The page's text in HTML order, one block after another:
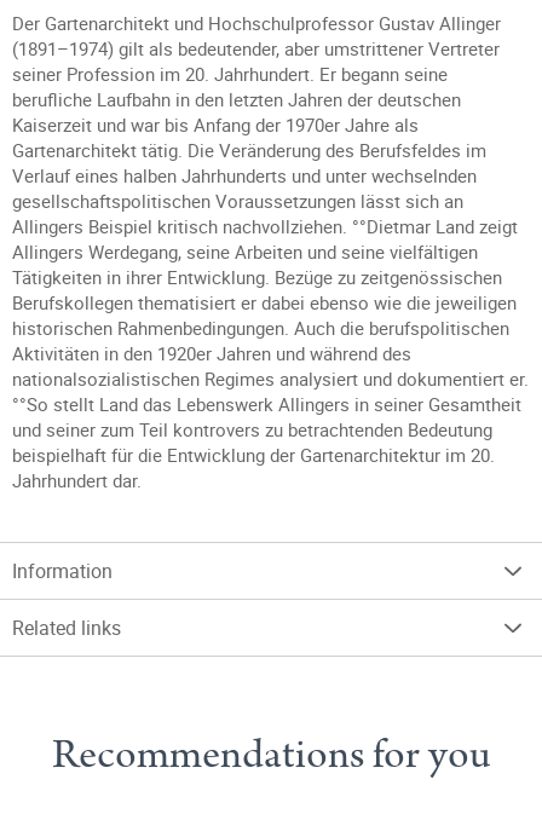
Der Gartenarchitekt und Hochschulprofessor Gustav Allinger
(1891–1974) gilt als bedeutender, aber umstrittener Vertreter
seiner Profession im 20. Jahrhundert. Er begann seine
berufliche Laufbahn in den letzten Jahren der deutschen
Kaiserzeit und war bis Anfang der 1970er Jahre als
Gartenarchitekt tätig. Die Veränderung des Berufsfeldes im
Verlauf eines halben Jahrhunderts und unter wechselnden
gesellschaftspolitischen Voraussetzungen lässt sich an
Allingers Beispiel kritisch nachvollziehen. °°Dietmar Land zeigt
Allingers Werdegang, seine Arbeiten und seine vielfältigen
Tätigkeiten in ihrer Entwicklung. Bezüge zu zeitgenössischen
Berufskollegen thematisiert er dabei ebenso wie die jeweiligen
historischen Rahmenbedingungen. Auch die berufspolitischen
Aktivitäten in den 1920er Jahren und während des
nationalsozialistischen Regimes analysiert und dokumentiert er.
°°So stellt Land das Lebenswerk Allingers in seiner Gesamtheit
und seiner zum Teil kontrovers zu betrachtenden Bedeutung
beispielhaft für die Entwicklung der Gartenarchitektur im 20.
Jahrhundert dar.
Information
Related links
Recommendations for you